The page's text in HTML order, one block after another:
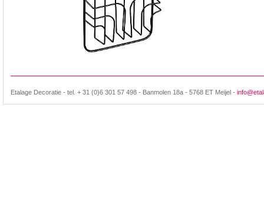
Etalage Decoratie - tel. + 31 (0)6 301 57 498 - Banmolen 18a - 5768 ET Meijel -